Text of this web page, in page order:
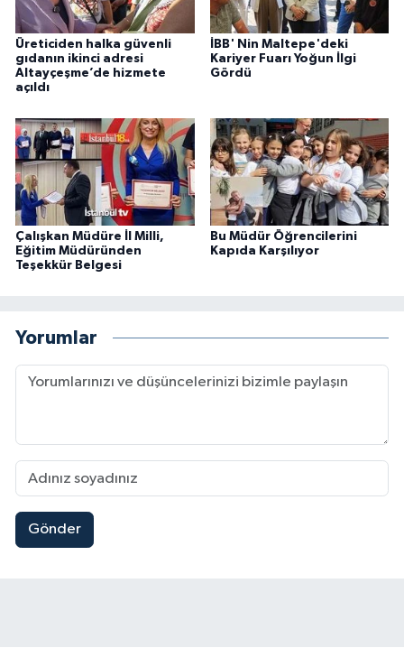
Üreticiden halka güvenli
gıdanın ikinci adresi
Altayçeşme’de hizmete
açıldı
İBB' Nin Maltepe'deki
Kariyer Fuarı Yoğun İlgi
Gördü
Çalışkan Müdüre İl Milli,
Eğitim Müdüründen
Teşekkür Belgesi
Bu Müdür Öğrencilerini
Kapıda Karşılıyor
Yorumlar
Gönder